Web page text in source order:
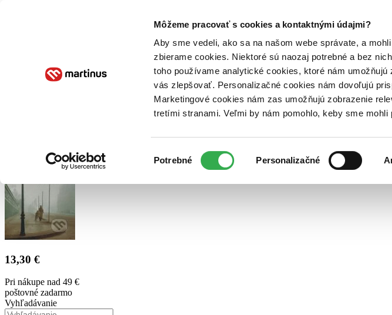
Môžeme pracovať s cookies a kontaktnými údajmi?
Aby sme vedeli, ako sa na našom webe správate, a
zbierame cookies. Niektoré sú naozaj potrebné a bez
toho používame analytické cookies, ktoré nám
vás zlepšovať. Personalizačné cookies nám dovoľujú
Marketingové cookies nám zas umožňujú zobrazenie
tretími stranami. Veľmi by nám pomohlo, keby sme
súhlasu
Potrebné Personalizačné
Poukážky Kontakt
13,30 €
Pri nákupe nad 49 €
poštovné zadarmo
Vyhľadávanie